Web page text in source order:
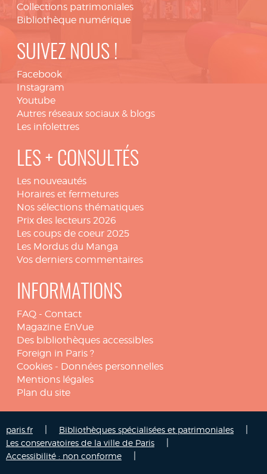
Collections patrimoniales
Bibliothèque numérique
SUIVEZ NOUS !
Facebook
Instagram
Youtube
Autres réseaux sociaux & blogs
Les infolettres
LES + CONSULTÉS
Les nouveautés
Horaires et fermetures
Nos sélections thématiques
Prix des lecteurs 2026
Les coups de coeur 2025
Les Mordus du Manga
Vos derniers commentaires
INFORMATIONS
FAQ - Contact
Magazine EnVue
Des bibliothèques accessibles
Foreign in Paris ?
Cookies - Données personnelles
Mentions légales
Plan du site
paris.fr Bibliothèques spécialisées et patrimoniales
Les conservatoires de la ville de Paris
Accessibilité : non conforme